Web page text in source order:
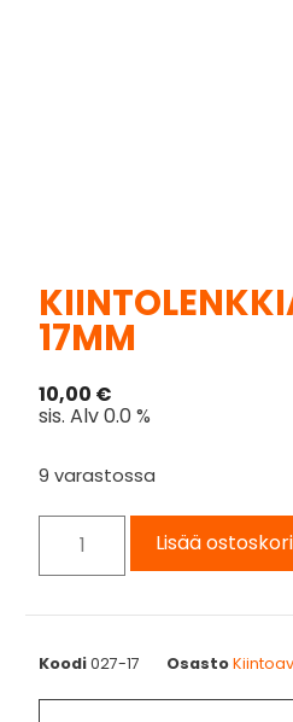
17MM
10,00 €
sis. Alv 0.0 %
9 varastossa
Lisää
Koodi027-17 Osasto